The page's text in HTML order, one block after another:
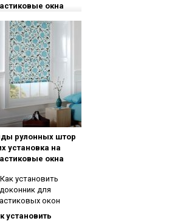
окна
рулонных штор
установка на
окна
установить